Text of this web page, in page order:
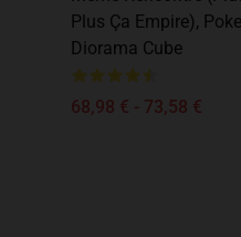
Plus Ça Empire),
Diorama Cube
68,98 € - 73,58 €